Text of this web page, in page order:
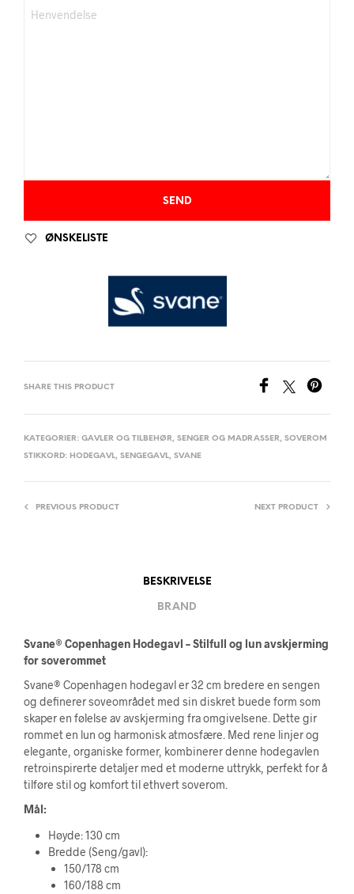
ØNSKELISTE
SHARE THIS PRODUCT
KATEGORIER: GAVLER OG TILBEHØR, SENGER OG MADRASSER, SOVEROM
STIKKORD: HODEGAVL, SENGEGAVL, SVANE
PREVIOUS PRODUCT NEXT PRODUCT
BESKRIVELSE
BRAND
Svane® Copenhagen Hodegavl – Stilfull og lun avskjerming
for soverommet
Svane® Copenhagen hodegavl er 32 cm bredere en sengen
og definerer soveområdet med sin diskret buede form som
skaper en følelse av avskjerming fra omgivelsene. Dette gir
rommet en lun og harmonisk atmosfære. Med rene linjer og
elegante, organiske former, kombinerer denne hodegavlen
retroinspirerte detaljer med et moderne uttrykk, perfekt for å
tilføre stil og komfort til ethvert soverom.
Mål:
Høyde: 130 cm
Bredde (Seng/gavl):
150/178 cm
160/188 cm